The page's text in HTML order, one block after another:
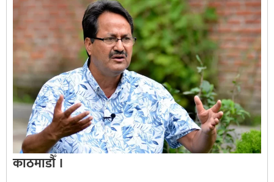
काठमाडौँ ।